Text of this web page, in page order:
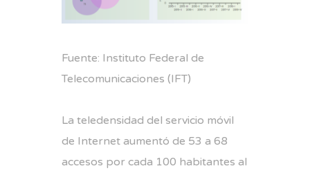
Fuente: Instituto Federal de
Telecomunicaciones (IFT)
La teledensidad del servicio móvil
de Internet aumentó de 53 a 68
accesos por cada 100 habitantes al